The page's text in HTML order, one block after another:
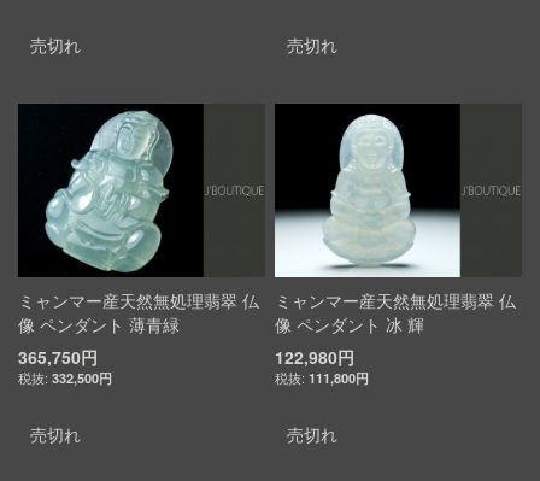
売切れ 売切れ
ミャンマー産天然無処理翡翠 仏
像 ペンダント 薄青緑
365,750円
332,500円
売切れ
ミャンマー産天然無処理翡翠 仏
像 ペンダント 冰 輝
122,980円
111,800円
売切れ